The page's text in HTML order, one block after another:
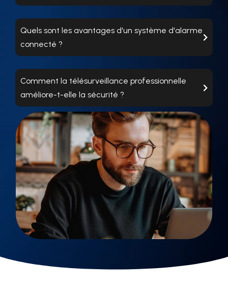
Quels sont les avantages d'un système d'alarme
connecté ?
Comment la télésurveillance professionnelle
améliore-t-elle la sécurité ?